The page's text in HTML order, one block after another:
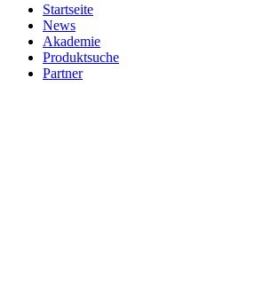
Startseite
News
Akademie
Produktsuche
Partner